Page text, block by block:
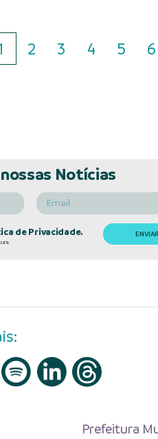
2 3 4 5 6
Notícias
de Privacidade.
Prefeitura